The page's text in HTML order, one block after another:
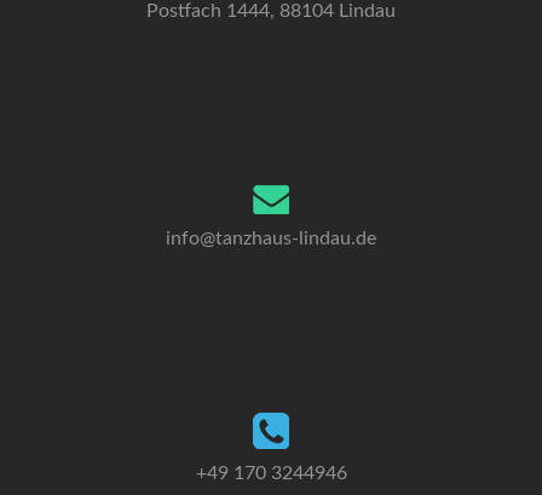
Postfach 1444, 88104 Lindau
info@tanzhaus-lindau.de
+49 170 3244946